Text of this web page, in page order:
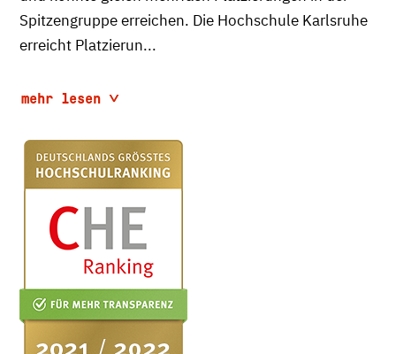
Spitzengruppe erreichen. Die Hochschule Karlsruhe
erreicht Platzierun...
mehr lesen